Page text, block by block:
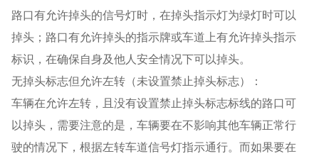
路口有允许掉头的信号灯时，在掉头指示灯为绿灯时可以
掉头；路口有允许掉头的指示牌或车道上有允许掉头指示
标识，在确保自身及他人安全情况下可以掉头。
无掉头标志但允许左转（未设置禁止掉头标志）：
车辆在允许左转，且没有设置禁止掉头标志标线的路口可
以掉头，需要注意的是，车辆要在不影响其他车辆正常行
驶的情况下，根据左转车道信号灯指示通行。而如果要在